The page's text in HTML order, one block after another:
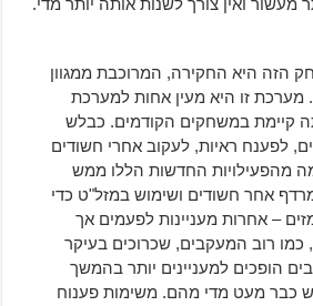
מעשור ואין צורך לשנות אותה יותר מדי.
היא החקירה, המרוכבת ממגוון
מערכת זו היא מעין אחות למערכת
קיימת במשחקים הקודמים. כבלש
לפענח ראיות, לעקוב אחרי חשודים
מהפעילויות החדשות הללו ממש
אחר חשודים ושימוש במזל"ט כדי
– אחרות מעניינות לפעמים אך
כמו רוב המעקבים, שכרוכים בעיקר
הופכים למעניינים יותר בהמשך
כבר מעט מדי מהם. משימות פענוח